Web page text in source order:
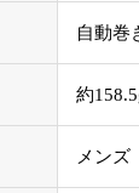
自動巻
約
メンズ